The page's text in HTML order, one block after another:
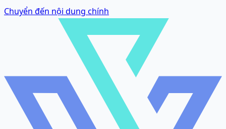
Chuyển đến nội dung chính